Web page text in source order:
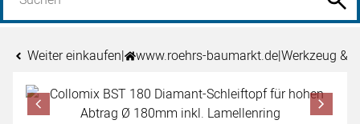
Weiter einkaufen| www.roehrs-baumarkt.de|Werkzeug &
Produktgalerie
Zur Kaufbox springen